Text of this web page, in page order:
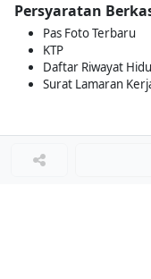
Persyaratan
Pas Foto Terbaru
KTP
Daftar Riwayat
Surat Lamaran